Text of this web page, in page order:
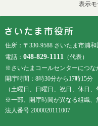
表示
住所：〒330-9588 さいたま市浦
電話： 048-829-1111 （代表）
※さいたまコールセンターにつな
開庁時間：8時30分から17時15分
（土曜日、日曜日、祝日、休日、
※一部、開庁時間が異なる組織、
法人番号 2000020111007